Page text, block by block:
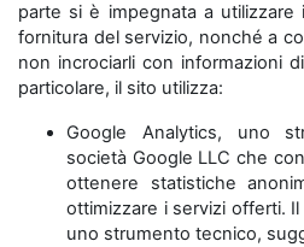
parte si è impegnata a utilizzare
fornitura del servizio, nonché a
non incrociarli con informazioni
particolare, il sito utilizza:
Google Analytics, uno
società Google LLC che
ottenere statistiche
ottimizzare i servizi offerti.
uno strumento tecnico,